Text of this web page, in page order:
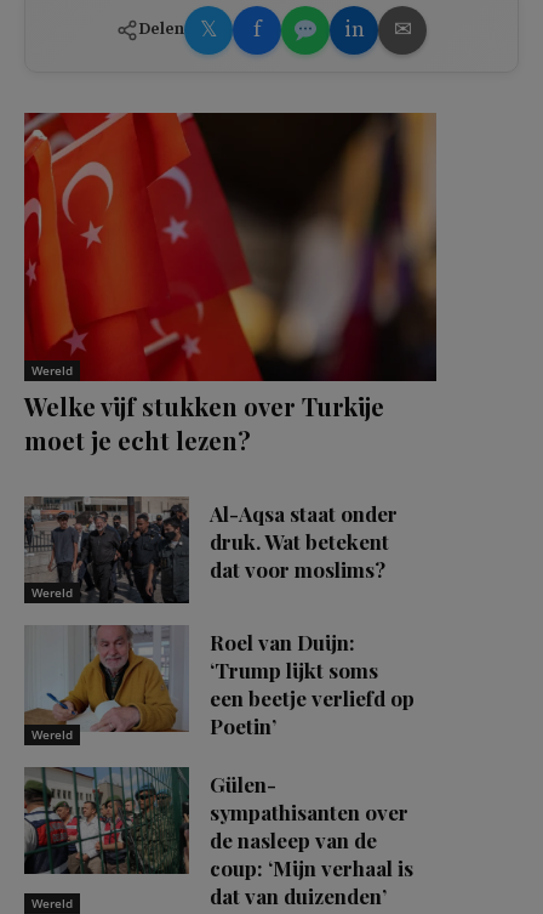
Delen 𝕏 f in ✉
Wereld
Welke vijf stukken over Turkije
moet je echt lezen?
Wereld
Al-Aqsa staat onder
druk. Wat betekent
dat voor moslims?
Wereld
Roel van Duijn:
‘Trump lijkt soms
een beetje verliefd op
Poetin’
Wereld
Gülen-
sympathisanten over
de nasleep van de
coup: ‘Mijn verhaal is
dat van duizenden’